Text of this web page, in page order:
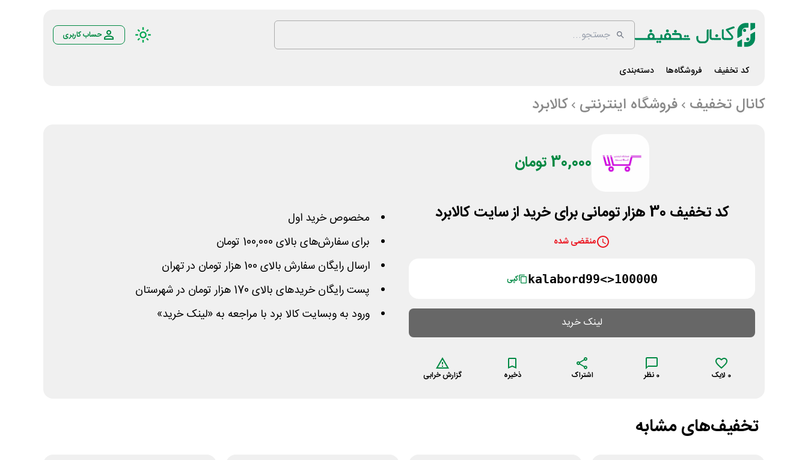
حساب کاربری
کد تخفیف فروشگاه‌ها دسته‌بندی
کانال تخفیف فروشگاه اینترنتی کالابرد
30,000 تومان
کد تخفیف 30 هزار تومانی برای خرید از سایت کالابرد
منقضی شده
kalabord99<>100000 کپی
لینک خرید
0 لایک 0 نظر اشتراک ذخیره گزارش خرابی
مخصوص خرید اول
برای سفارش‌های بالای 100,000 تومان
ارسال رایگان سفارش بالای 100 هزار تومان در تهران
پست رایگان خریدهای بالای 170 هزار تومان در شهرستان
ورود به وبسایت کالا برد با مراجعه به «لینک خرید»
تخفیف‌های مشابه